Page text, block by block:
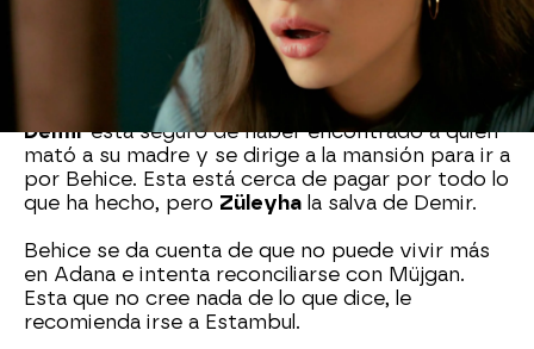
La próxima semana en 'Tierra Amarga'
Züleyha
sigue buscando al asesino de Hünkar. Lo que no
esperaba es que un taxista llegará a la mansión
acusando a Behice de haber matado a su suegra.
Demirestá seguro de haber encontrado a quién
mató a su madre y se dirige a la mansión para ir a
por Behice. Esta está cerca de pagar por todo lo
que ha hecho, pero Züleyha la salva de Demir.
Behice se da cuenta de que no puede vivir más
en Adana e intenta reconciliarse con Müjgan.
Esta que no cree nada de lo que dice, le
recomienda irse a Estambul.